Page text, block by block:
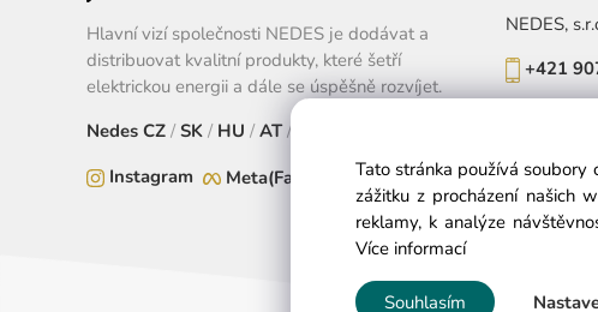
Hlavní vizí společnosti NEDES je dodávat a
distribuovat kvalitní produkty, které šetří
elektrickou energii a dále se úspěšně rozvíjet.
Nedes CZ /SK /HU /AT/
Instagram
Meta(Facebook)
NEDES,
+421
Tato stránka používá soubory
zážitku z procházení našich
reklamy, k analýze
Více informací
Souhlasím